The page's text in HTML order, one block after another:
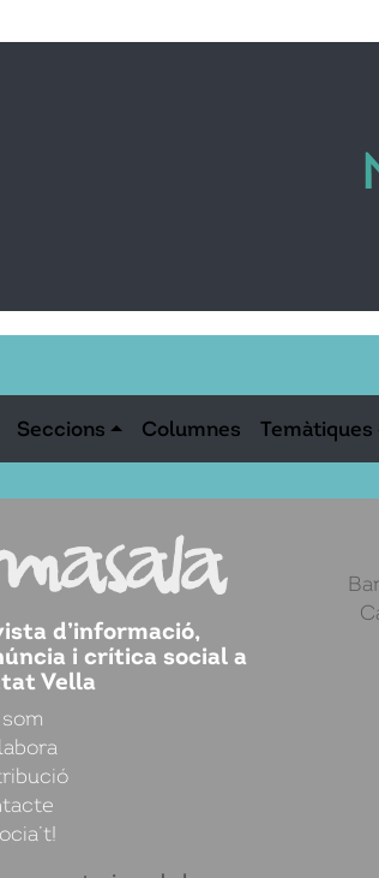
Seccions Columnes Temàtiques
d’informació,
i crítica social a
Vella